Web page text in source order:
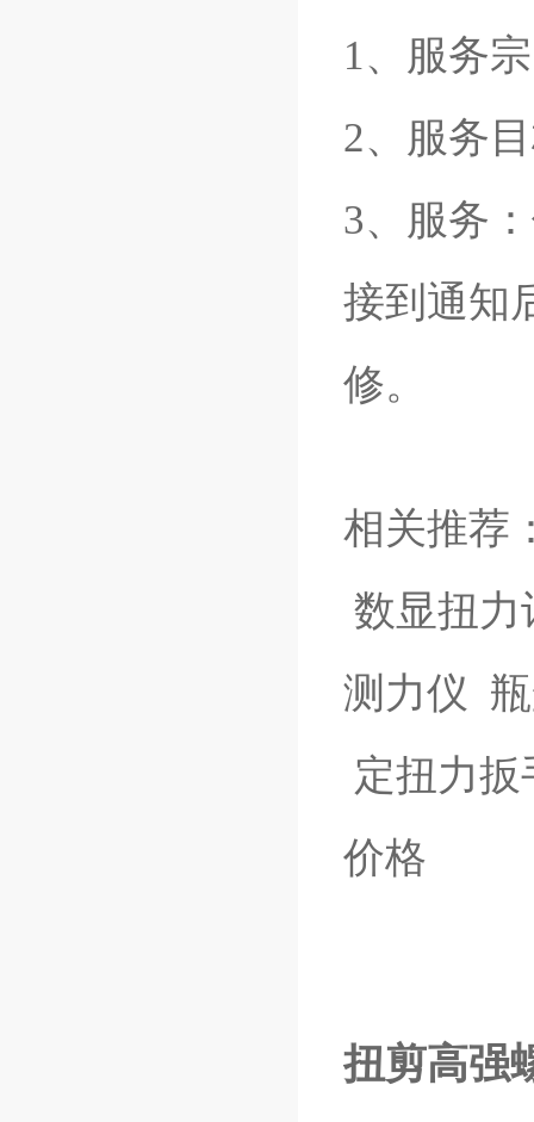
1、服务
2、服务
3、服务
接到通知
修。
相关推荐
数显扭力
测力仪
定扭力扳
价格
扭剪高强